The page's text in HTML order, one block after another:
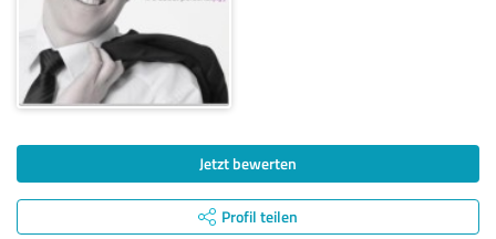
Jetzt bewerten
Profil teilen